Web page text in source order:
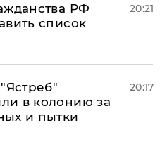
РФ
список
20:21
в колонию за
и пытки
20:17